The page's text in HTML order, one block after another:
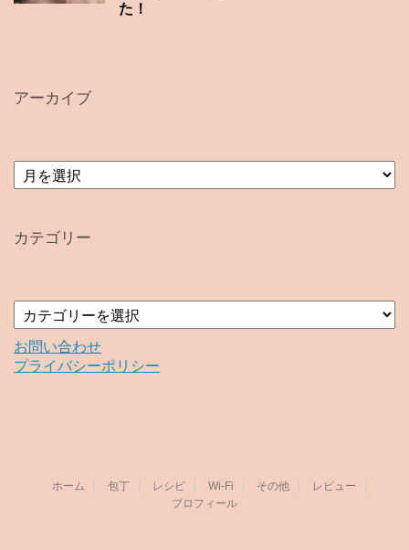
た！
アーカイブ
ア
ー
ブ
カテゴリー
テ
ゴ
リ
お問い合わせ
プライバシーポリシー
ホーム 包丁 レシピ Wi-Fi その他
レビュー
プロフィール